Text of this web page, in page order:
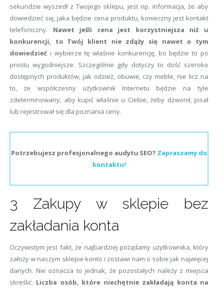
sekundzie wyszedł z Twojego sklepu, jest np. informacja, że aby
dowiedzieć się, jaka będzie cena produktu, konieczny jest kontakt
telefoniczny. Nawet jeśli cena jest korzystniejsza niż u
konkurencji, to Twój klient nie zdąży się nawet o tym
dowiedzieć i wybierze tę właśnie konkurencję, bo będzie to po
prostu wygodniejsze. Szczególnie gdy dotyczy to dość szeroko
dostępnych produktów, jak odzież, obuwie, czy meble, nie licz na
to, że współczesny użytkownik Internetu będzie na tyle
zdeterminowany, aby kupić właśnie u Ciebie, żeby dzwonił, pisał
lub rejestrował się dla poznania ceny.
Potrzebujesz profesjonalnego audytu SEO? Zapraszamy do
kontaktu!
3 Zakupy w sklepie bez
zakładania konta
Oczywistym jest fakt, że najbardziej pożądamy użytkownika, który
założy w naszym sklepie konto i zostawi nam o sobie jak najwięcej
danych. Nie oznacza to jednak, że pozostałych należy z miejsca
skreślić. Liczba osób, które niechętnie zakładają konta na